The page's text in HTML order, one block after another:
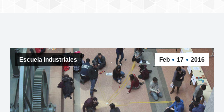
Feb 17 2016
Escuela Industriales